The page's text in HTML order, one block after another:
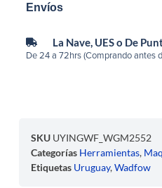
Envíos
La Nave, UES o De
De 24 a 72hrs (Comprando antes
SKU UYINGWF_WGM2552
Categorías Herramientas,
Etiquetas Uruguay,Wadfow